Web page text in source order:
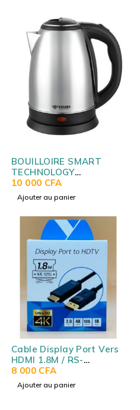
BOUILLOIRE SMART
TECHNOLOGY
ELECTRICS 1.8L GRIS
STPE249S
10 000 CFA
Ajouter au panier
Cable Display Port Vers
HDMI 1.8M / RS-
DPHDMI1.8M
8 000 CFA
Ajouter au panier